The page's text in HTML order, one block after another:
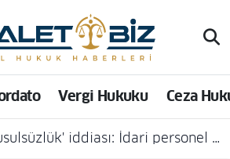
Vergi Hukuku Ceza
iddiası: İdari personel açığa alındı
Durumu ve Fikstür